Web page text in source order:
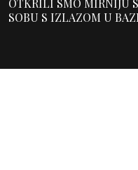
SOBU S IZLAZOM U